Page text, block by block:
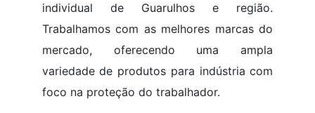
individual de Guarulhos e região.
Trabalhamos com as melhores marcas do
mercado, oferecendo uma ampla
variedade de produtos para indústria com
foco na proteção do trabalhador.